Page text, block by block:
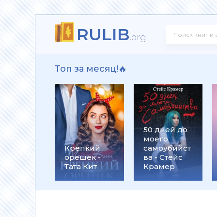
RULIB.org
Топ за месяц!🔥
Крепкий
орешек -
Тата Кит
50 дней до
моего
самоубийст
ва - Стейс
Крамер
- Ольга Громыко
Петерсен
Глебов
Лукьяненко